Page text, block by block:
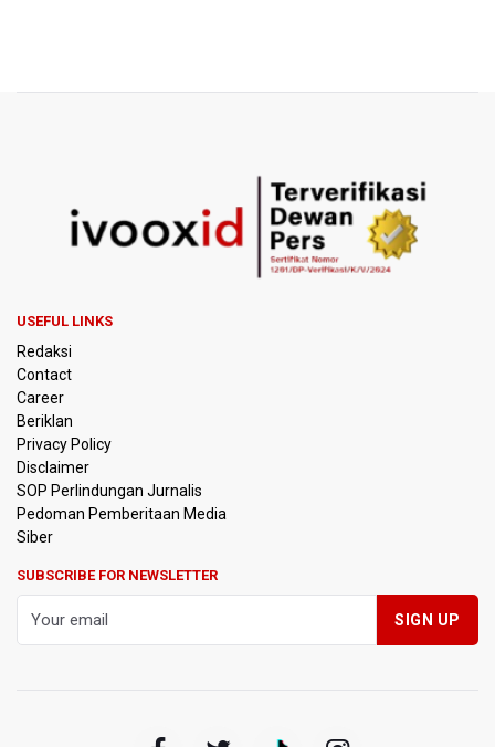
USEFUL LINKS
Redaksi
Contact
Career
Beriklan
Privacy Policy
Disclaimer
SOP Perlindungan Jurnalis
Pedoman Pemberitaan Media
Siber
SUBSCRIBE FOR NEWSLETTER